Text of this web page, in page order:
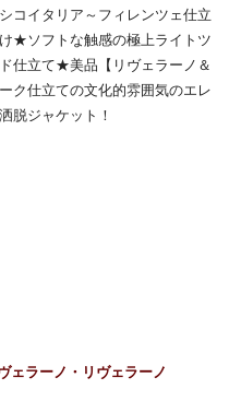
コイタリア～フィレンツェ仕立
★ソフトな触感の極上ライトツ
仕立て★美品【リヴェラーノ＆
ク仕立ての文化的雰囲気のエレ
脱ジャケット！
ラーノ・リヴェラーノ